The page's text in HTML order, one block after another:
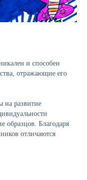
и способен
отражающие его
на развитие
образцов. Благодаря
отличаются